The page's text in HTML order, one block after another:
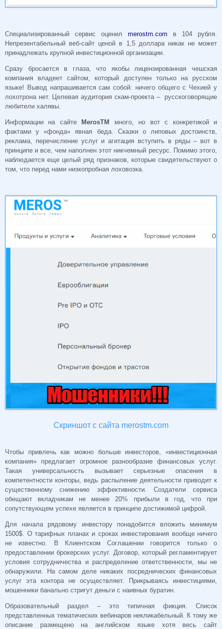
Специализированный сервис оценил merostm.com в 104 рубля.
Непрезентабельный веб-сайт ценой в 1,5 доллара никак не может
принадлежать крупной инвестиционной организации.
Сразу бросается в глаза, что якобы лицензированная чешская
компания владеет сайтом, который доступен только на русском
языке! Вывод напрашивается сам собой: ничего общего с Чехией у
лохотрона нет. Целевая аудитория скам-проекта – русскоговорящие
любители халявы.
Информации на сайте MerosTM много, но вот с конкретикой и
фактами у «фонда» явная беда. Сказки о липовых достоинств,
реклама, перечисление услуг и агитация вступить в ряды – вот в
принципе и все, чем наполнен этот никчемный ресурс. Помимо этого,
наблюдается еще целый ряд признаков, которые свидетельствуют о
том, что перед нами низкопробная лоховозка.
Скриншот с сайта merostm.com
Чтобы привлечь как можно больше инвесторов, «инвестиционная
компания» предлагает огромное разнообразие финансовых услуг.
Такая универсальность вызывает серьезные опасения в
компетентности конторы, ведь распыление деятельности приводит к
существенному снижению эффективности. Создатели сервиса
обещают вкладчикам не менее 20% прибыли в год, что при
сопутствующем успехе является в принципе достижимой цифрой.
Для начала рядовому инвестору понадобится вложить минимум
1500$. О тарифных планах и сроках инвестирования вообще ничего
не известно. В Клиентском Соглашении говорится только о
предоставлении брокерских услуг. Договор, который регламентирует
условия сотрудничества и распределение ответственности, мы не
обнаружили. На самом деле никаких посреднических финансовых
услуг эта контора не осуществляет. Прикрываясь инвестициями,
мошенники банально стригут деньги с наивных буратин.
Образовательный раздел – это типичная фикция. Список
представленных тематических вебинаров некликабельный. К тому же
описание размещено на английском языке хотя весь сайт